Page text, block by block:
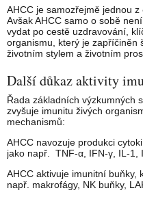
AHCC je samozřejmě jednou
Avšak AHCC samo o sobě
vydat po cestě uzdravování,
organismu, který je zapříčiněn
životním stylem a životním
Další důkaz aktivity
Řada základních výzkumných
zvyšuje imunitu živých
mechanismů:
AHCC navozuje produkci
jako např. TNF-α, IFN-γ, IL-1,
AHCC aktivuje imunitní buňky,
např. makrofágy, NK buňky,